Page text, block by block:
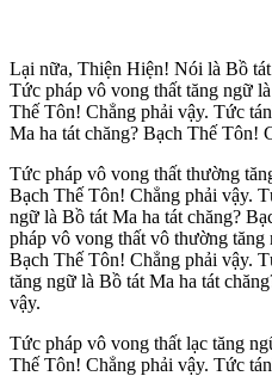
Lại nữa, Thiện Hiện! Nói là Bồ
Tức pháp vô vong thất tăng ngữ
Thế Tôn! Chẳng phải vậy. Tức
Ma ha tát chăng? Bạch Thế Tôn!
Tức pháp vô vong thất thường
Bạch Thế Tôn! Chẳng phải vậy.
ngữ là Bồ tát Ma ha tát chăng?
pháp vô vong thất vô thường
Bạch Thế Tôn! Chẳng phải vậy.
tăng ngữ là Bồ tát Ma ha tát
vậy.
Tức pháp vô vong thất lạc tăng
Thế Tôn! Chẳng phải vậy. Tức